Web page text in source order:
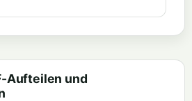
Aufteilen und